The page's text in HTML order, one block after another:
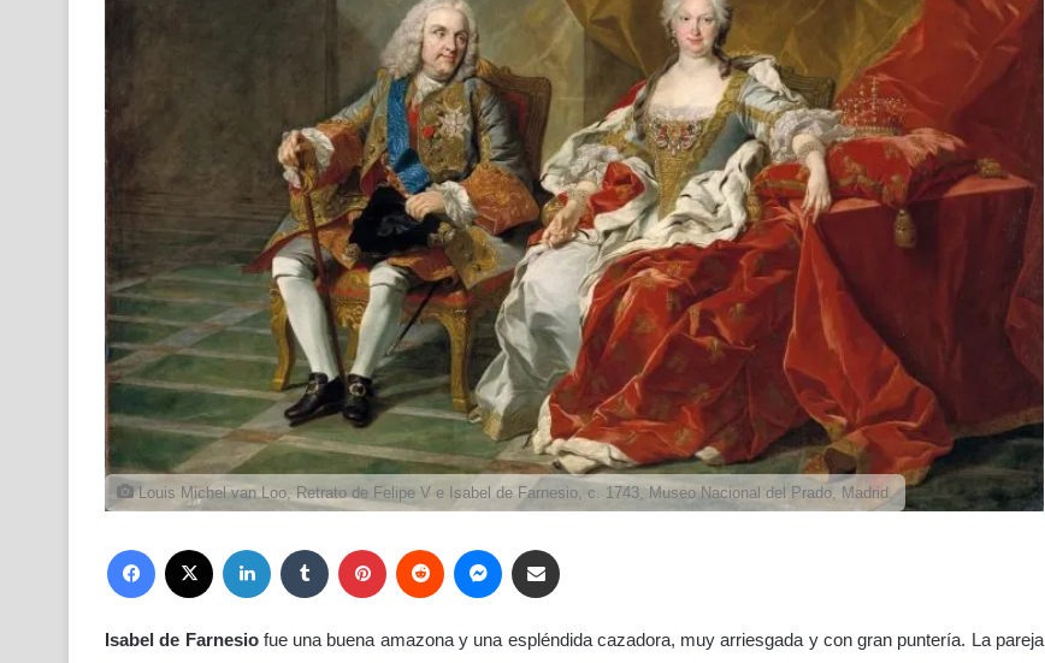
Louis Michel van Loo, Retrato de Felipe V e Isabel de Farnesio, c. 1743, Museo Nacional del Prado, Madrid.
Facebook LinkedIn Tumblr Pinterest Reddit Messenger
Isabel de Farnesiofue una buena amazona y una espléndida cazadora, muy arriesgada y con gran puntería. La pareja